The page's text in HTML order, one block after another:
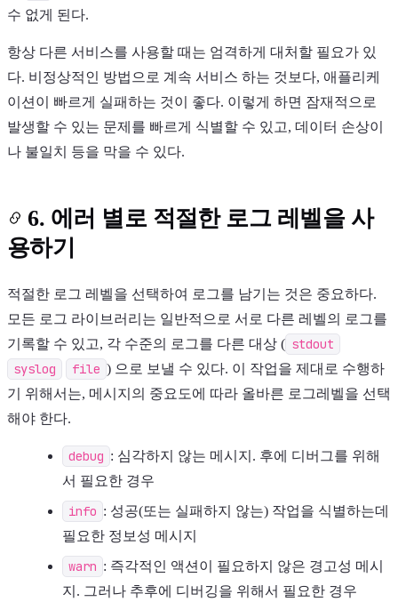
수 없게 된다.
항상 다른 서비스를 사용할 때는 엄격하게 대처할 필요가 있
다. 비정상적인 방법으로 계속 서비스 하는 것보다, 애플리케
이션이 빠르게 실패하는 것이 좋다. 이렇게 하면 잠재적으로
발생할 수 있는 문제를 빠르게 식별할 수 있고, 데이터 손상이
나 불일치 등을 막을 수 있다.
6. 에러 별로 적절한 로그 레벨을 사
용하기
적절한 로그 레벨을 선택하여 로그를 남기는 것은 중요하다.
모든 로그 라이브러리는 일반적으로 서로 다른 레벨의 로그를
기록할 수 있고, 각 수준의 로그를 다른 대상 ( stdout
syslog
file ) 으로 보낼 수 있다. 이 작업을 제대로 수행하
기 위해서는, 메시지의 중요도에 따라 올바른 로그레벨을 선택
해야 한다.
debug : 심각하지 않는 메시지. 후에 디버그를 위해
서 필요한 경우
info : 성공(또는 실패하지 않는) 작업을 식별하는데
필요한 정보성 메시지
warn : 즉각적인 액션이 필요하지 않은 경고성 메시
지. 그러나 추후에 디버깅을 위해서 필요한 경우